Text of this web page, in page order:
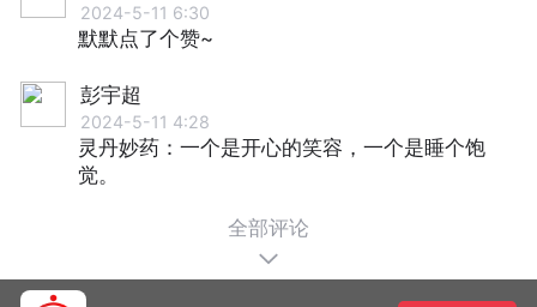
2024-5-11 6:30
默默点了个赞~
彭宇超
2024-5-11 4:28
灵丹妙药：一个是开心的笑容，一个是睡个饱
觉。
全部评论